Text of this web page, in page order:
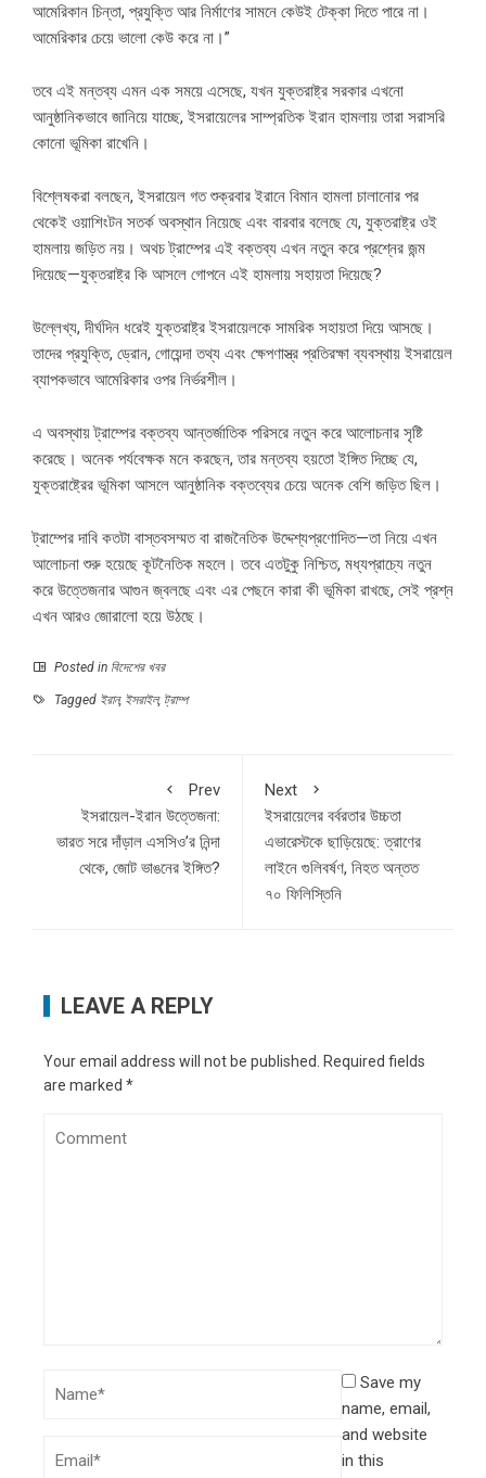
আমেরিকান চিন্তা, প্রযুক্তি আর নির্মাণের সামনে কেউই টেক্কা দিতে পারে না।
আমেরিকার চেয়ে ভালো কেউ করে না।”
তবে এই মন্তব্য এমন এক সময়ে এসেছে, যখন যুক্তরাষ্ট্র সরকার এখনো
আনুষ্ঠানিকভাবে জানিয়ে যাচ্ছে, ইসরায়েলের সাম্প্রতিক ইরান হামলায় তারা সরাসরি
কোনো ভূমিকা রাখেনি।
বিশ্লেষকরা বলছেন, ইসরায়েল গত শুক্রবার ইরানে বিমান হামলা চালানোর পর
থেকেই ওয়াশিংটন সতর্ক অবস্থান নিয়েছে এবং বারবার বলেছে যে, যুক্তরাষ্ট্র ওই
হামলায় জড়িত নয়। অথচ ট্রাম্পের এই বক্তব্য এখন নতুন করে প্রশ্নের জন্ম
দিয়েছে—যুক্তরাষ্ট্র কি আসলে গোপনে এই হামলায় সহায়তা দিয়েছে?
উল্লেখ্য, দীর্ঘদিন ধরেই যুক্তরাষ্ট্র ইসরায়েলকে সামরিক সহায়তা দিয়ে আসছে।
তাদের প্রযুক্তি, ড্রোন, গোয়েন্দা তথ্য এবং ক্ষেপণাস্ত্র প্রতিরক্ষা ব্যবস্থায় ইসরায়েল
ব্যাপকভাবে আমেরিকার ওপর নির্ভরশীল।
এ অবস্থায় ট্রাম্পের বক্তব্য আন্তর্জাতিক পরিসরে নতুন করে আলোচনার সৃষ্টি
করেছে। অনেক পর্যবেক্ষক মনে করছেন, তার মন্তব্য হয়তো ইঙ্গিত দিচ্ছে যে,
যুক্তরাষ্ট্রের ভূমিকা আসলে আনুষ্ঠানিক বক্তব্যের চেয়ে অনেক বেশি জড়িত ছিল।
ট্রাম্পের দাবি কতটা বাস্তবসম্মত বা রাজনৈতিক উদ্দেশ্যপ্রণোদিত—তা নিয়ে এখন
আলোচনা শুরু হয়েছে কূটনৈতিক মহলে। তবে এতটুকু নিশ্চিত, মধ্যপ্রাচ্যে নতুন
করে উত্তেজনার আগুন জ্বলছে এবং এর পেছনে কারা কী ভূমিকা রাখছে, সেই প্রশ্ন
এখন আরও জোরালো হয়ে উঠছে।
Posted in বিদেশের খবর
Tagged ইরান, ইসরাইল, ট্রাম্প
Prev
ইসরায়েল-ইরান উত্তেজনা:
ভারত সরে দাঁড়াল এসসিও’র নিন্দা
থেকে, জোট ভাঙনের ইঙ্গিত?
Next
ইসরায়েলের বর্বরতার উচ্চতা
এভারেস্টকে ছাড়িয়েছে: ত্রাণের
লাইনে গুলিবর্ষণ, নিহত অন্তত
৭০ ফিলিস্তিনি
LEAVE A REPLY
Your email address will not be published. Required fields
are marked *
Save my
name, email,
and website
in this